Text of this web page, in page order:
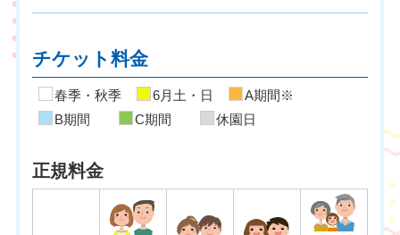
チケット料金
春季・秋季 6月土・日
A期間※
B期間
C期間 休園日
正規料金